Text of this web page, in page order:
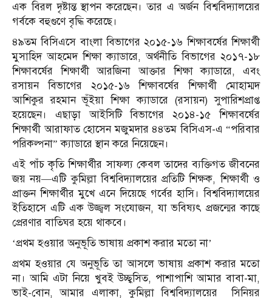
এক বিরল দৃষ্টান্ত স্থাপন করেছেন। তার এ অর্জন বিশ্ববিদ্যালয়ের
গর্বকে বহুগুণে বৃদ্ধি করেছে।
৪৯তম বিসিএসে বাংলা বিভাগের ২০১৫-১৬ শিক্ষাবর্ষের শিক্ষার্থী
মুসাহিদ আহমেদ শিক্ষা ক্যাডারে, অর্থনীতি বিভাগের ২০১৭-১৮
শিক্ষাবর্ষের শিক্ষার্থী আরজিনা আক্তার শিক্ষা ক্যাডারে, এবং
রসায়ন বিভাগের ২০১৫-১৬ শিক্ষাবর্ষের শিক্ষার্থী মোহাম্মদ
আশিকুর রহমান ভূঁইয়া শিক্ষা ক্যাডারে (রসায়ন) সুপারিশপ্রাপ্ত
হয়েছেন। এছাড়া আইসিটি বিভাগের ২০১৪-১৫ শিক্ষাবর্ষের
শিক্ষার্থী আরাফাত হোসেন মজুমদার ৪৪তম বিসিএস-এ “পরিবার
পরিকল্পনা” ক্যাডারে স্থান করে নিয়েছেন।
এই পাঁচ কৃতি শিক্ষার্থীর সাফল্য কেবল তাদের ব্যক্তিগত জীবনের
জয় নয়—এটি কুমিল্লা বিশ্ববিদ্যালয়ের প্রতিটি শিক্ষক, শিক্ষার্থী ও
প্রাক্তন শিক্ষার্থীর মুখে এনে দিয়েছে গর্বের হাসি। বিশ্ববিদ্যালয়ের
ইতিহাসে এটি এক উজ্জ্বল সংযোজন, যা ভবিষ্যৎ প্রজন্মের কাছে
প্রেরণার বাতিঘর হয়ে থাকবে।
‘প্রথম হওয়ার অনুভূতি ভাষায় প্রকাশ করার মতো না’
প্রথম হওয়ার যে অনুভূতি তা আসলে ভাষায় প্রকাশ করার মতো
না। আমি এটা নিয়ে খুবই উচ্ছ্বসিত, পাশাপাশি আমার বাবা-মা,
ভাই-বোন, আমার এলাকা, কুমিল্লা বিশ্ববিদ্যালয়ের সিনিয়র